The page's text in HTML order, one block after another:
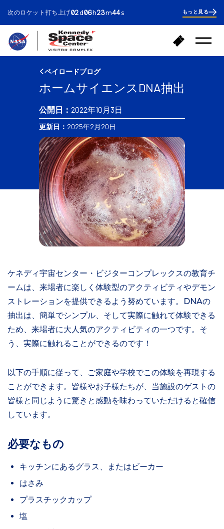
次のロケット打ち上げ02d ays
06 hours
23minutes
44seconds
2
days6
hours 24
minutes
もっと見る
ム
へ
戻
る
メ
ペイロードブログ
ホームサイエンスDNA抽出
公開日： 2022年10月3日
更新日： 2025年2月20日
ケネディ宇宙センター・ビジターコンプレックスの教育チ
ームは、来場者に楽しく体験型のアクティビティやデモン
ストレーションを提供できるよう努めています。DNAの
抽出は、簡単でシンプル、そして実際に触れて体験できる
ため、来場者に大人気のアクティビティの一つです。そ
う、実際に触れることができるのです！
以下の手順に従って、ご家庭や学校でこの体験を再現する
ことができます。皆様やお子様たちが、当施設のゲストの
皆様と同じように驚きと感動を味わっていただけると確信
しています。
必要なもの
キッチンにあるグラス、またはビーカー
はさみ
プラスチックカップ
塩